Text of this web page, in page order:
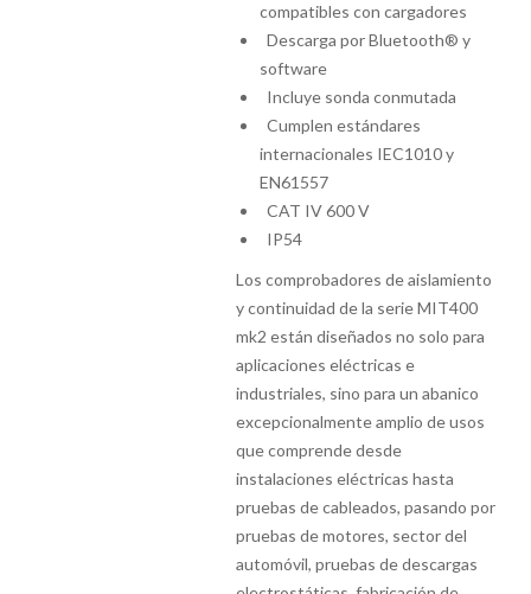
compatibles con cargadores
Descarga por Bluetooth® y
software
Incluye sonda conmutada
Cumplen estándares
internacionales IEC1010 y
EN61557
CAT IV 600 V
IP54
Los comprobadores de aislamiento
y continuidad de la serie MIT400
mk2 están diseñados no solo para
aplicaciones eléctricas e
industriales, sino para un abanico
excepcionalmente amplio de usos
que comprende desde
instalaciones eléctricas hasta
pruebas de cableados, pasando por
pruebas de motores, sector del
automóvil, pruebas de descargas